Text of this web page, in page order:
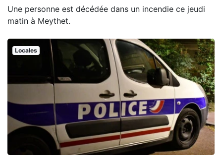
Une personne est décédée dans un incendie ce jeudi
matin à Meythet.
Locales